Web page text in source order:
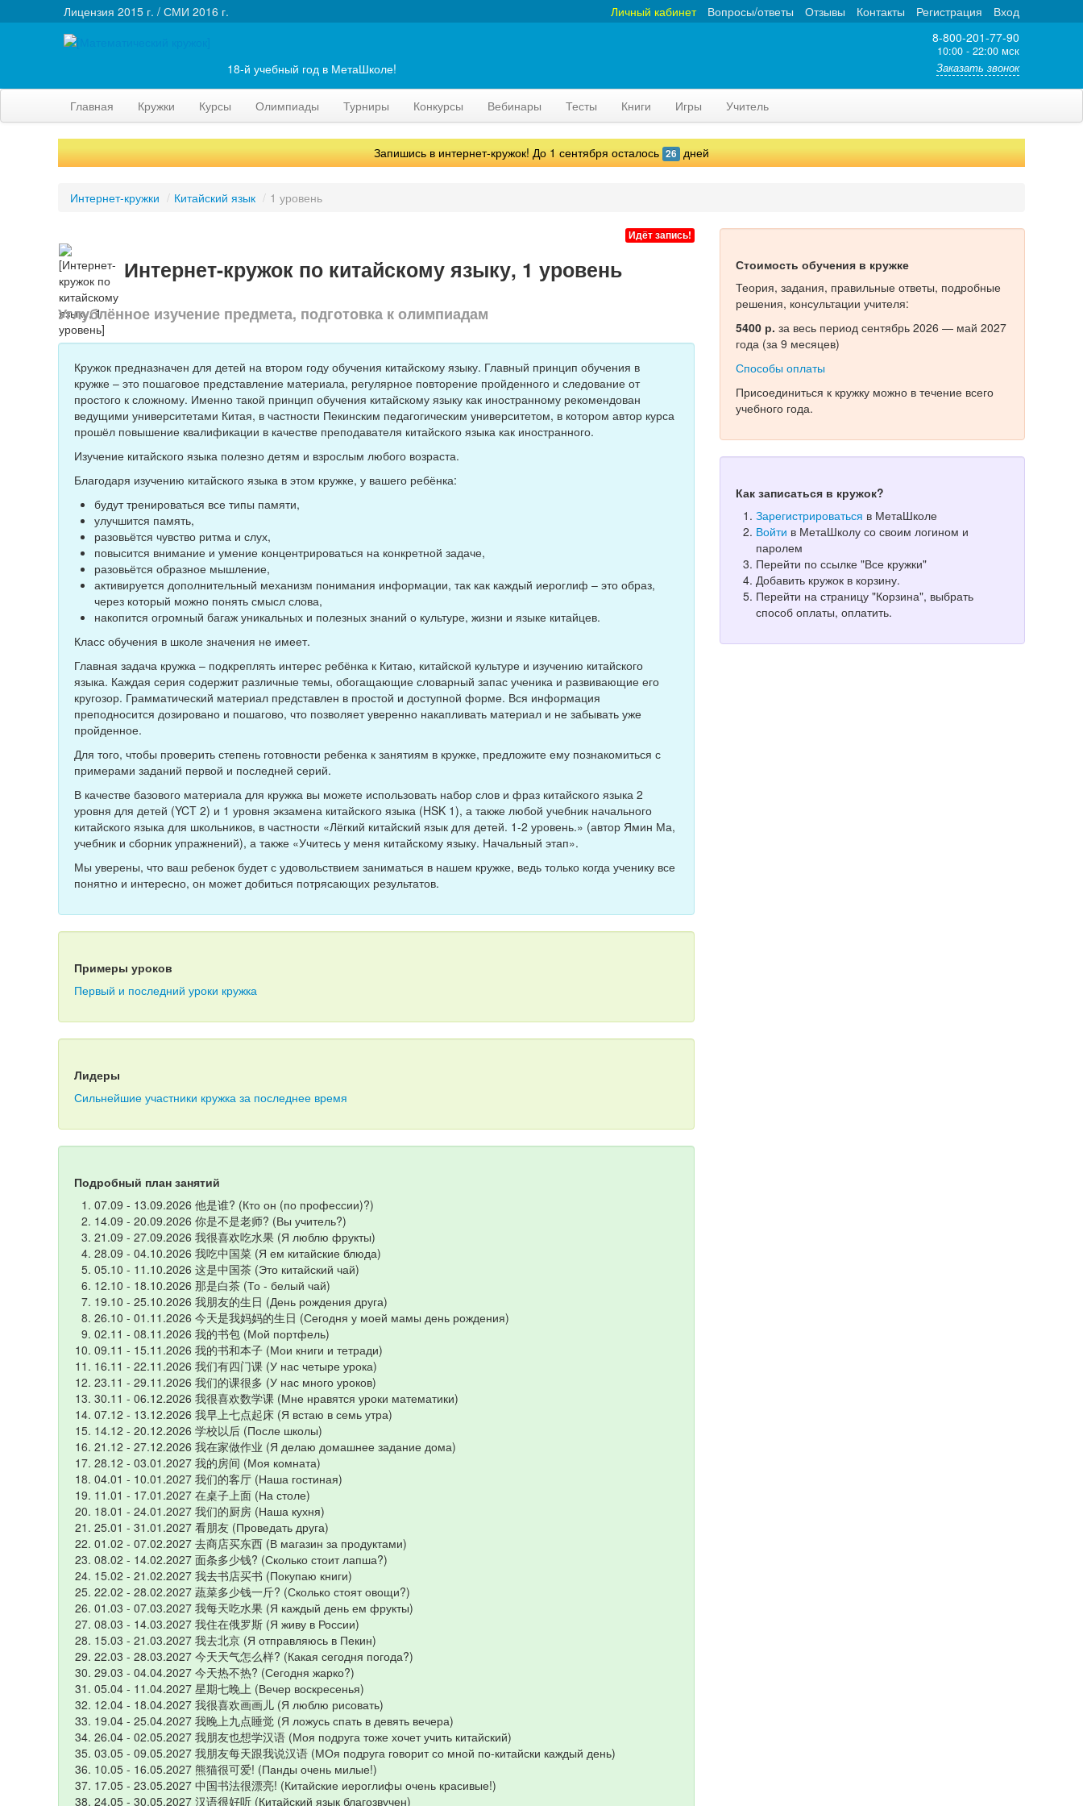
Лицензия 2015 г. / СМИ 2016 г. Вход
Регистрация
Контакты
Отзывы
Вопросы/ответы
Личный кабинет
8-800-201-77-90
10:00 - 22:00 мск
Заказать звонок
18-й учебный год в МетаШколе!
Главная Кружки Курсы Олимпиады Турниры Конкурсы Вебинары Тесты Книги Игры Учитель
Запишись в интернет-кружок! До 1 сентября осталось 26 дней
Интернет-кружки / Китайский язык / 1 уровень
Идёт запись!
Интернет-кружок по китайскому языку, 1 уровень
Углублённое изучение предмета, подготовка к олимпиадам
Кружок предназначен для детей на втором году обучения китайскому языку. Главный принцип обучения в
кружке – это пошаговое представление материала, регулярное повторение пройденного и следование от
простого к сложному. Именно такой принцип обучения китайскому языку как иностранному рекомендован
ведущими университетами Китая, в частности Пекинским педагогическим университетом, в котором автор курса
прошёл повышение квалификации в качестве преподавателя китайского языка как иностранного.
Изучение китайского языка полезно детям и взрослым любого возраста.
Благодаря изучению китайского языка в этом кружке, у вашего ребёнка:
будут тренироваться все типы памяти,
улучшится память,
разовьётся чувство ритма и слух,
повысится внимание и умение концентрироваться на конкретной задаче,
разовьётся образное мышление,
активируется дополнительный механизм понимания информации, так как каждый иероглиф – это образ,
через который можно понять смысл слова,
накопится огромный багаж уникальных и полезных знаний о культуре, жизни и языке китайцев.
Класс обучения в школе значения не имеет.
Главная задача кружка – подкреплять интерес ребёнка к Китаю, китайской культуре и изучению китайского
языка. Каждая серия содержит различные темы, обогащающие словарный запас ученика и развивающие его
кругозор. Грамматический материал представлен в простой и доступной форме. Вся информация
преподносится дозировано и пошагово, что позволяет уверенно накапливать материал и не забывать уже
пройденное.
Для того, чтобы проверить степень готовности ребенка к занятиям в кружке, предложите ему познакомиться с
примерами заданий первой и последней серий.
В качестве базового материала для кружка вы можете использовать набор слов и фраз китайского языка 2
уровня для детей (YCT 2) и 1 уровня экзамена китайского языка (HSK 1), а также любой учебник начального
китайского языка для школьников, в частности «Лёгкий китайский язык для детей. 1-2 уровень.» (автор Ямин Ма,
учебник и сборник упражнений), а также «Учитесь у меня китайскому языку. Начальный этап».
Мы уверены, что ваш ребенок будет с удовольствием заниматься в нашем кружке, ведь только когда ученику все
понятно и интересно, он может добиться потрясающих результатов.
Примеры уроков
Первый и последний уроки кружка
Лидеры
Сильнейшие участники кружка за последнее время
Подробный план занятий
07.09 - 13.09.2026 他是谁? (Кто он (по профессии)?)
14.09 - 20.09.2026 你是不是老师? (Вы учитель?)
21.09 - 27.09.2026 我很喜欢吃水果 (Я люблю фрукты)
28.09 - 04.10.2026 我吃中国菜 (Я ем китайские блюда)
05.10 - 11.10.2026 这是中国茶 (Это китайский чай)
12.10 - 18.10.2026 那是白茶 (То - белый чай)
19.10 - 25.10.2026 我朋友的生日 (День рождения друга)
26.10 - 01.11.2026 今天是我妈妈的生日 (Сегодня у моей мамы день рождения)
02.11 - 08.11.2026 我的书包 (Мой портфель)
09.11 - 15.11.2026 我的书和本子 (Мои книги и тетради)
16.11 - 22.11.2026 我们有四门课 (У нас четыре урока)
23.11 - 29.11.2026 我们的课很多 (У нас много уроков)
30.11 - 06.12.2026 我很喜欢数学课 (Мне нравятся уроки математики)
07.12 - 13.12.2026 我早上七点起床 (Я встаю в семь утра)
14.12 - 20.12.2026 学校以后 (После школы)
21.12 - 27.12.2026 我在家做作业 (Я делаю домашнее задание дома)
28.12 - 03.01.2027 我的房间 (Моя комната)
04.01 - 10.01.2027 我们的客厅 (Наша гостиная)
11.01 - 17.01.2027 在桌子上面 (На столе)
18.01 - 24.01.2027 我们的厨房 (Наша кухня)
25.01 - 31.01.2027 看朋友 (Проведать друга)
01.02 - 07.02.2027 去商店买东西 (В магазин за продуктами)
08.02 - 14.02.2027 面条多少钱? (Сколько стоит лапша?)
15.02 - 21.02.2027 我去书店买书 (Покупаю книги)
22.02 - 28.02.2027 蔬菜多少钱一斤? (Сколько стоят овощи?)
01.03 - 07.03.2027 我每天吃水果 (Я каждый день ем фрукты)
08.03 - 14.03.2027 我住在俄罗斯 (Я живу в России)
15.03 - 21.03.2027 我去北京 (Я отправляюсь в Пекин)
22.03 - 28.03.2027 今天天气怎么样? (Какая сегодня погода?)
29.03 - 04.04.2027 今天热不热? (Сегодня жарко?)
05.04 - 11.04.2027 星期七晚上 (Вечер воскресенья)
12.04 - 18.04.2027 我很喜欢画画儿 (Я люблю рисовать)
19.04 - 25.04.2027 我晚上九点睡觉 (Я ложусь спать в девять вечера)
26.04 - 02.05.2027 我朋友也想学汉语 (Моя подруга тоже хочет учить китайский)
03.05 - 09.05.2027 我朋友每天跟我说汉语 (МОя подруга говорит со мной по-китайски каждый день)
10.05 - 16.05.2027 熊猫很可爱! (Панды очень милые!)
17.05 - 23.05.2027 中国书法很漂亮! (Китайские иероглифы очень красивые!)
24.05 - 30.05.2027 汉语很好听 (Китайский язык благозвучен)
Стоимость обучения в кружке
Теория, задания, правильные ответы, подробные
решения, консультации учителя:
5400 р. за весь период сентябрь 2026 — май 2027
года (за 9 месяцев)
Способы оплаты
Присоединиться к кружку можно в течение всего
учебного года.
Как записаться в кружок?
Зарегистрироваться в МетаШколе
Войти в МетаШколу со своим логином и
паролем
Перейти по ссылке "Все кружки"
Добавить кружок в корзину.
Перейти на страницу "Корзина", выбрать
способ оплаты, оплатить.